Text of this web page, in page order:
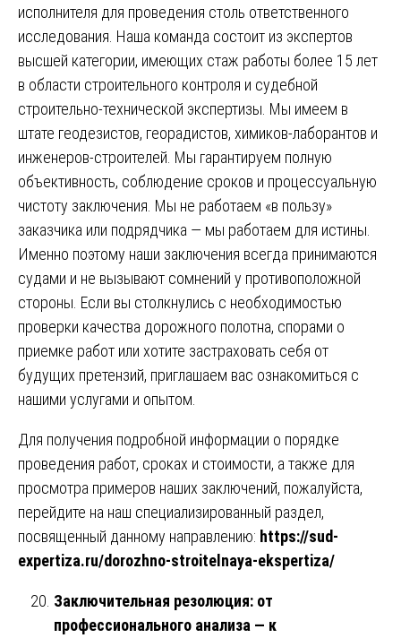
исполнителя для проведения столь ответственного
исследования. Наша команда состоит из экспертов
высшей категории, имеющих стаж работы более 15 лет
в области строительного контроля и судебной
строительно-технической экспертизы. Мы имеем в
штате геодезистов, георадистов, химиков-лаборантов и
инженеров-строителей. Мы гарантируем полную
объективность, соблюдение сроков и процессуальную
чистоту заключения. Мы не работаем «в пользу»
заказчика или подрядчика — мы работаем для истины.
Именно поэтому наши заключения всегда принимаются
судами и не вызывают сомнений у противоположной
стороны. Если вы столкнулись с необходимостью
проверки качества дорожного полотна, спорами о
приемке работ или хотите застраховать себя от
будущих претензий, приглашаем вас ознакомиться с
нашими услугами и опытом.
Для получения подробной информации о порядке
проведения работ, сроках и стоимости, а также для
просмотра примеров наших заключений, пожалуйста,
перейдите на наш специализированный раздел,
посвященный данному направлению: https://sud-
expertiza.ru/dorozhno-stroitelnaya-ekspertiza/
Заключительная резолюция: от
профессионального анализа — к